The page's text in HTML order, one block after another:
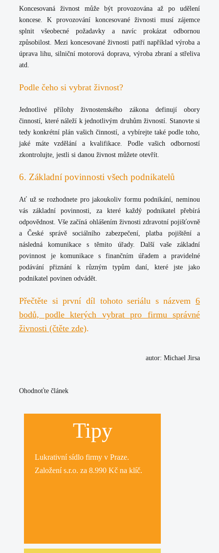
Koncesovaná živnost může být provozována až po udělení
koncese. K provozování koncesované živnosti musí zájemce
splnit všeobecné požadavky a navíc prokázat odbornou
způsobilost. Mezi koncesované živnosti patří například výroba a
úprava lihu, silniční motorová doprava, výroba zbraní a střeliva
atd.
Podle čeho si vybrat živnost?
Jednotlivé přílohy živnostenského zákona definují obory
činností, které náleží k jednotlivým druhům živností. Stanovte si
tedy konkrétní plán vašich činností, a vybírejte také podle toho,
jaké máte vzdělání a kvalifikace. Podle vašich odborností
zkontrolujte, jestli si danou živnost můžete otevřít.
6. Základní povinnosti všech podnikatelů
Ať už se rozhodnete pro jakoukoliv formu podnikání, neminou
vás základní povinnosti, za které každý podnikatel přebírá
odpovědnost. Vše začíná ohlášením živnosti zdravotní pojišťovně
a České správě sociálního zabezpečení, platba pojištění a
následná komunikace s těmito úřady. Další vaše základní
povinnost je komunikace s finančním úřadem a pravidelné
podávání přiznání k různým typům daní, které jste jako
podnikatel povinen odvádět.
Přečtěte si první díl tohoto seriálu s názvem 6
bodů, podle kterých vybrat pro firmu správné
živnosti (čtěte zde).
autor: Michael Jirsa
Ohodnoťte článek
Tipy
Lukrativnísídlo firmy v Praze.
Založení s.r.o. za 8.990 Kč na klíč.